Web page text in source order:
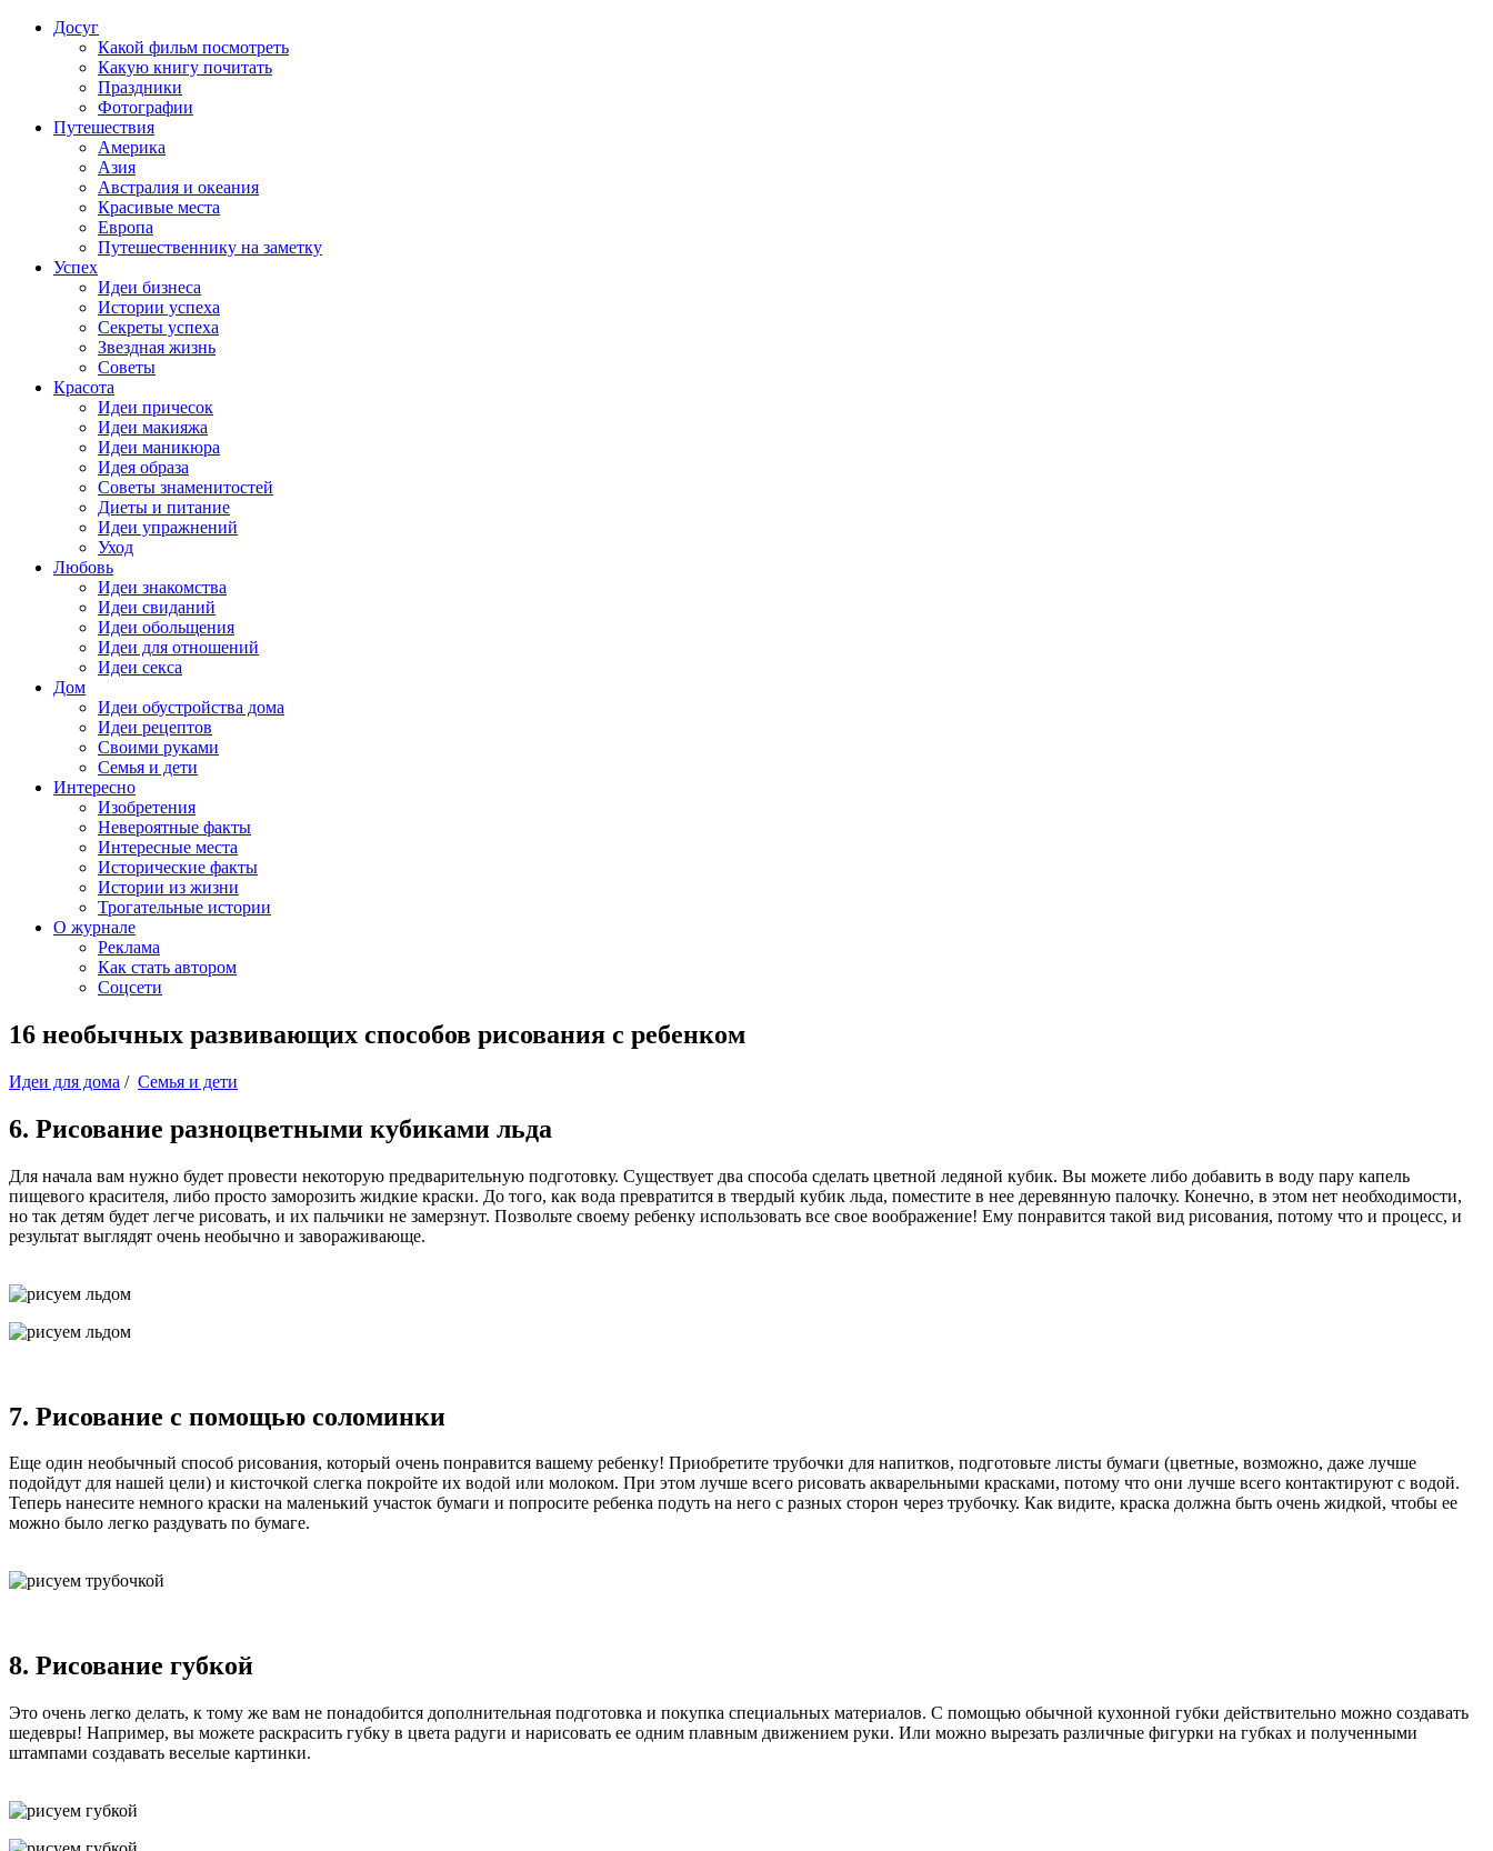
Досуг
Какой фильм посмотреть
Какую книгу почитать
Праздники
Фотографии
Путешествия
Америка
Азия
Австралия и океания
Красивые места
Европа
Путешественнику на заметку
Успех
Идеи бизнеса
Истории успеха
Секреты успеха
Звездная жизнь
Советы
Красота
Идеи причесок
Идеи макияжа
Идеи маникюра
Идея образа
Советы знаменитостей
Диеты и питание
Идеи упражнений
Уход
Любовь
Идеи знакомства
Идеи свиданий
Идеи обольщения
Идеи для отношений
Идеи секса
Дом
Идеи обустройства дома
Идеи рецептов
Своими руками
Семья и дети
Интересно
Изобретения
Невероятные факты
Интересные места
Исторические факты
Истории из жизни
Трогательные истории
О журнале
Реклама
Как стать автором
Соцсети
16 необычных развивающих способов рисования с ребенком
Идеи для дома / Семья и дети
6. Рисование разноцветными кубиками льда
Для начала вам нужно будет провести некоторую предварительную подготовку. Существует два способа сделать цветной ледяной кубик. Вы можете либо добавить в воду пару капель
пищевого красителя, либо просто заморозить жидкие краски. До того, как вода превратится в твердый кубик льда, поместите в нее деревянную палочку. Конечно, в этом нет необходимости,
но так детям будет легче рисовать, и их пальчики не замерзнут. Позвольте своему ребенку использовать все свое воображение! Ему понравится такой вид рисования, потому что и процесс, и
результат выглядят очень необычно и завораживающе.
7. Рисование с помощью соломинки
Еще один необычный способ рисования, который очень понравится вашему ребенку! Приобретите трубочки для напитков, подготовьте листы бумаги (цветные, возможно, даже лучше
подойдут для нашей цели) и кисточкой слегка покройте их водой или молоком. При этом лучше всего рисовать акварельными красками, потому что они лучше всего контактируют с водой.
Теперь нанесите немного краски на маленький участок бумаги и попросите ребенка подуть на него с разных сторон через трубочку. Как видите, краска должна быть очень жидкой, чтобы ее
можно было легко раздувать по бумаге.
8. Рисование губкой
Это очень легко делать, к тому же вам не понадобится дополнительная подготовка и покупка специальных материалов. С помощью обычной кухонной губки действительно можно создавать
шедевры! Например, вы можете раскрасить губку в цвета радуги и нарисовать ее одним плавным движением руки. Или можно вырезать различные фигурки на губках и полученными
штампами создавать веселые картинки.